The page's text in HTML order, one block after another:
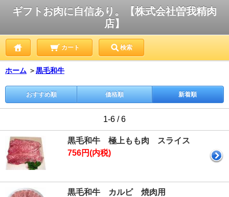
ギフトお肉に自信あり。【株式会社曽我精肉
店】
カート 検索
ホーム ＞黒毛和牛
おすすめ順 価格順 新着順
1-6 / 6
黒毛和牛 極上もも肉 スライス
756円(内税)
黒毛和牛 カルビ 焼肉用